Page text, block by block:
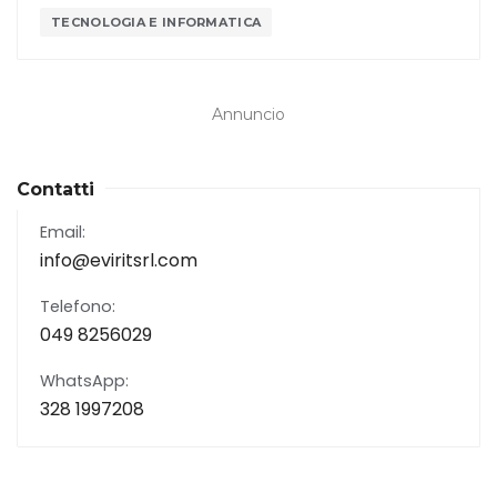
TECNOLOGIA E INFORMATICA
Annuncio
Contatti
Email:
info@eviritsrl.com
Telefono:
049 8256029
WhatsApp:
328 1997208